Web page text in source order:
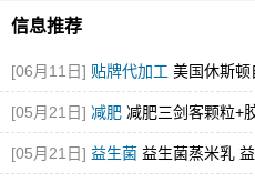
信息推荐
[06月11日] 贴牌代加工 美国休斯顿
OEM/ODM代工
[05月21日] 减肥 减肥三剑客颗粒+
[05月21日] 益生菌 益生菌蒸米乳